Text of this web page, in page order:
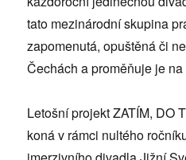
tato mezinárodní skupina
zapomenutá, opuštěná či
Čechách a proměňuje je
Letošní projekt ZATÍM, DO
koná v rámci nultého